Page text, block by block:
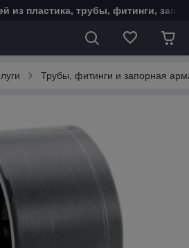
из пластика, трубы, фитинги,
Трубы, фитинги и запорная